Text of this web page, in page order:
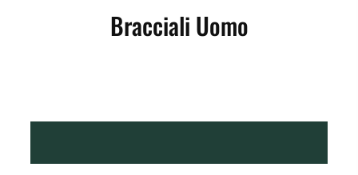
Bracciali Uomo